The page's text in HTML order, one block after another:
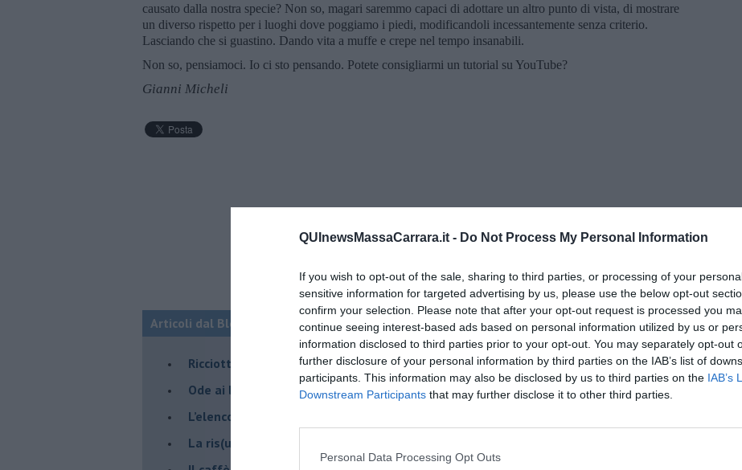
QUInewsMassaCarrara.it - Do Not Process My Personal Information
If you wish to opt-out of the sale, sharing to third parties, or processing of your
sensitive information for targeted advertising by us, please use the below opt-out
confirm your selection. Please note that after your opt-out request is processed you
continue seeing interest-based ads based on personal information utilized by us or
information disclosed to third parties prior to your opt-out. You may separately opt-out
further disclosure of your personal information by third parties on the IAB’s list of
participants. This information may also be disclosed by us to third parties on the IAB’s
Downstream Participants that may further disclose it to other third parties.
Personal Data Processing Opt Outs
causato dalla nostra specie? Non so, magari saremmo capaci di adottare un altro punto di vista, di mostrare
un diverso rispetto per i luoghi dove poggiamo i piedi, modificandoli incessantemente senza criterio.
Lasciando che si guastino. Dando vita a muffe e crepe nel tempo insanabili.
Non so, pensiamoci. Io ci sto pensando. Potete consigliarmi un tutorial su YouTube?
Gianni Micheli
Articoli dal Blog “Pagine allegre” di Gianni Micheli
​Ricciotti Ensemble: ovunque e per tutti
Ode ai lacci
​L’elenco telefonico
​La ris(u)onanza